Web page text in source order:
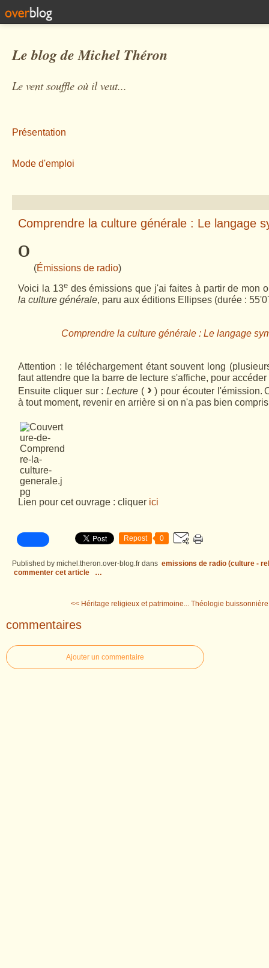
Le blog de Michel Théron
Le vent souffle où il veut...
Présentation
Mode d'emploi
Comprendre la culture générale : Le langage
º (Émissions de radio)
Voici la 13edes émissions que j'ai faites à partir de mon
la culture générale, paru aux éditions Ellipses (durée :
Comprendre la culture générale : Le langage
Attention : le téléchargement étant souvent long
faut attendre que la barre de lecture s'affiche, pour accéder
Ensuite cliquer sur :Lecture ( › ) pour écouter l'émission.
à tout moment, revenir en arrière si on n'a pas bien
Lien pour cet ouvrage : cliquer ici
Repost 0
Published by michel.theron.over-blog.fr dans emissions de radio (culture -
commenter cet article
…
<< Héritage religieux et patrimoine... Théologie
commentaires
Ajouter un commentaire